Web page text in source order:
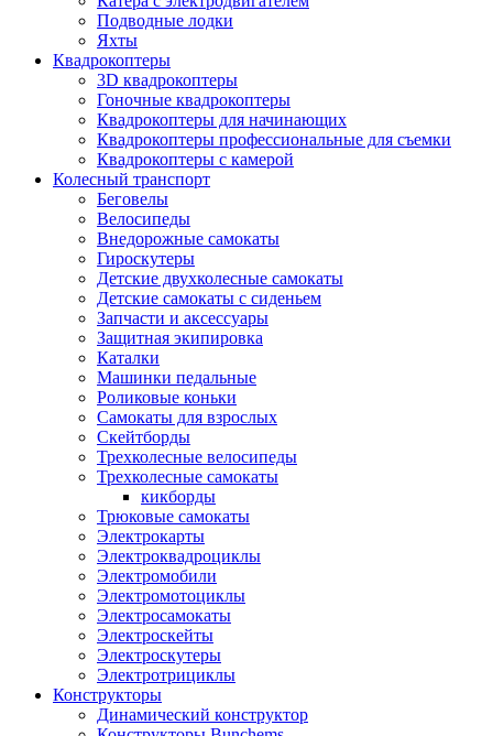
Подводные лодки
Яхты
Квадрокоптеры
3D квадрокоптеры
Гоночные квадрокоптеры
Квадрокоптеры для начинающих
Квадрокоптеры профессиональные для съемки
Квадрокоптеры с камерой
Колесный транспорт
Беговелы
Велосипеды
Внедорожные самокаты
Гироскутеры
Детские двухколесные самокаты
Детские самокаты с сиденьем
Запчасти и аксессуары
Защитная экипировка
Каталки
Машинки педальные
Роликовые коньки
Самокаты для взрослых
Скейтборды
Трехколесные велосипеды
Трехколесные самокаты
кикборды
Трюковые самокаты
Электрокарты
Электроквадроциклы
Электромобили
Электромотоциклы
Электросамокаты
Электроскейты
Электроскутеры
Электротрициклы
Конструкторы
Динамический конструктор